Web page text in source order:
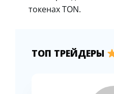
токенах TON.
ТОП ТРЕЙДЕРЫ